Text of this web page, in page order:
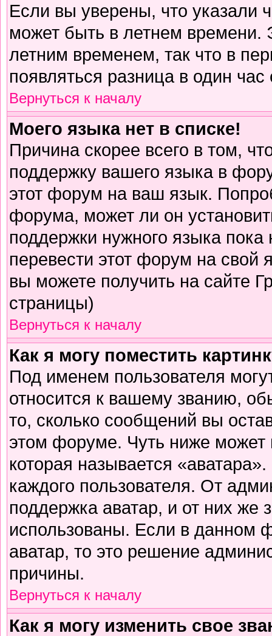
Если вы уверены, что указали
может быть в летнем времени.
летним временем, так что в
появляться разница в один
Вернуться к началу
Моего языка нет в списке!
Причина скорее всего в том,
поддержку вашего языка в
этот форум на ваш язык.
форума, может ли он
поддержки нужного языка
перевести этот форум на
вы можете получить на сайте
страницы)
Вернуться к началу
Как я могу поместить
Под именем пользователя
относится к вашему званию,
то, сколько сообщений вы
этом форуме. Чуть ниже может
которая называется
каждого пользователя. От
поддержка аватар, и от них же
использованы. Если в данном
аватар, то это решение
причины.
Вернуться к началу
Как я могу изменить свое